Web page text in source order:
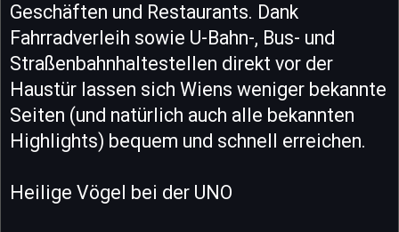
Geschäften und Restaurants. Dank
Fahrradverleih sowie U-Bahn-, Bus- und
Straßenbahnhaltestellen direkt vor der
Haustür lassen sich Wiens weniger bekannte
Seiten (und natürlich auch alle bekannten
Highlights) bequem und schnell erreichen.
Heilige Vögel bei der UNO